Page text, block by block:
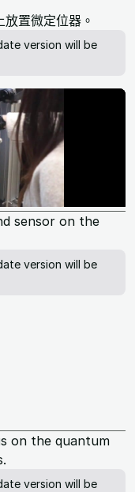
置微定位器。
version will be
sensor on the
version will be
on the quantum
version will be